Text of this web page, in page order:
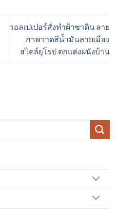
วอลเปเปอร์สั่งทำผ้าซาติน ลาย
ภาพวาดสีน้ำมันลายเมือง
สไตล์ยุโรป ตกแต่งผนังบ้าน